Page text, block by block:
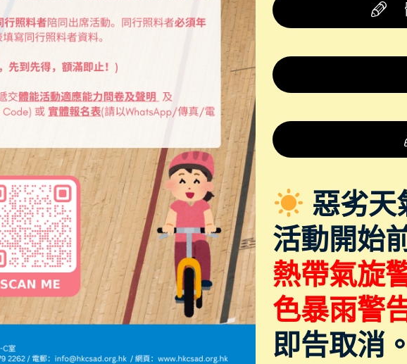
惡劣天
活動開始
熱帶氣旋
色暴雨警
即告取消。